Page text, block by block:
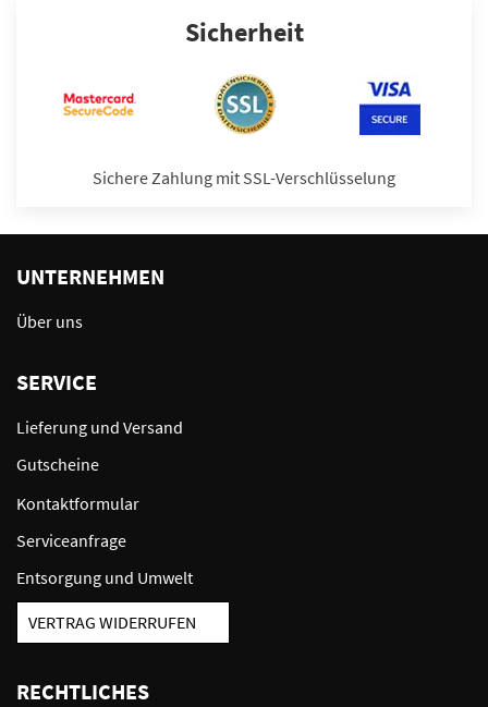
Sicherheit
Sichere Zahlung mit SSL-Verschlüsselung
UNTERNEHMEN
Über uns
SERVICE
Lieferung und Versand
Gutscheine
Kontaktformular
Serviceanfrage
Entsorgung und Umwelt
VERTRAG WIDERRUFEN
RECHTLICHES